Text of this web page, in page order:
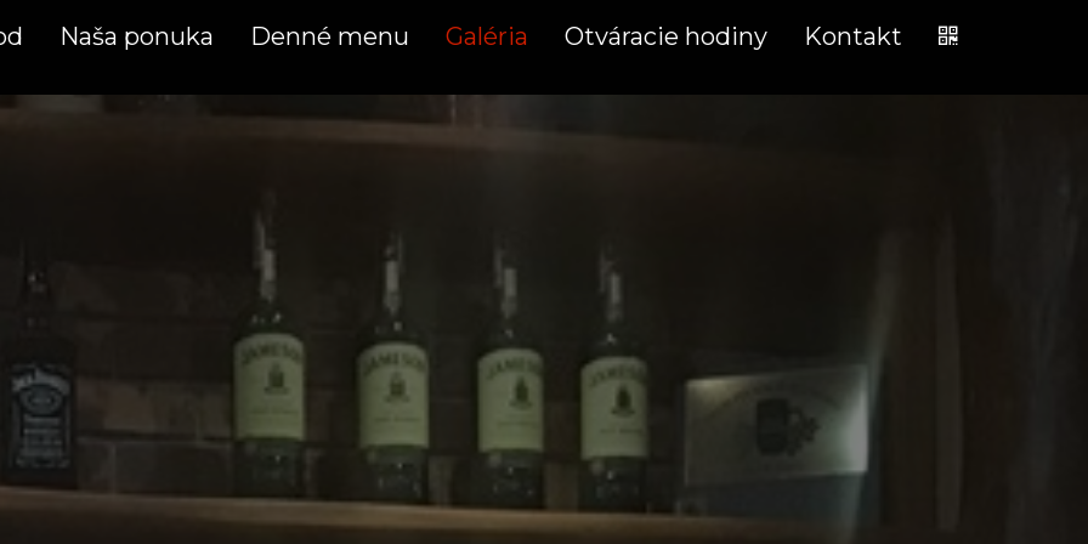
Naša ponuka Denné menu Galéria Otváracie hodiny Kontakt